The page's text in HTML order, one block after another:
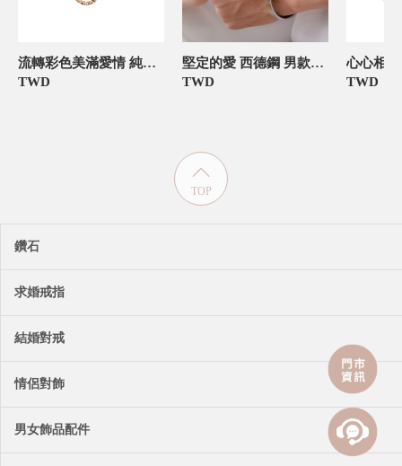
流轉彩色美滿愛情 純銀 女款情侶項鍊/對鍊
TWD
堅定的愛 西德鋼 男款情侶手鍊/手環
TWD
TWD
TOP
鑽石
求婚戒指
結婚對戒
情侶對飾
男女飾品配件